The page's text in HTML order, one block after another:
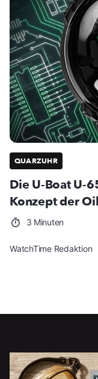
QUARZUHR
Die U-Boat U-
Konzept der
3 Minuten
WatchTime Redaktion